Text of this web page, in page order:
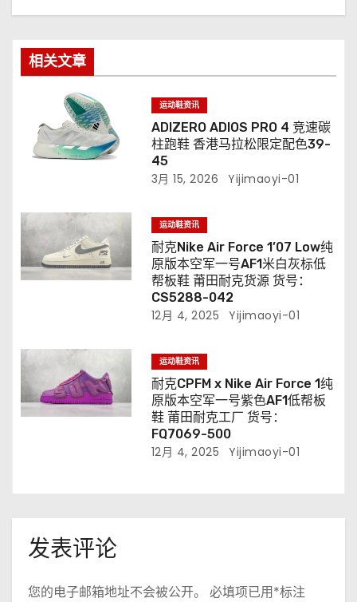
相关文章
运动鞋资讯
ADIZERO ADIOS PRO 4 竞速碳
柱跑鞋 香港马拉松限定配色39-
45
3月 15, 2026 Yijimaoyi-01
运动鞋资讯
耐克Nike Air Force 1’07 Low纯
原版本空军一号AF1米白灰标低
帮板鞋 莆田耐克货源 货号：
CS5288-042
12月 4, 2025 Yijimaoyi-01
运动鞋资讯
耐克CPFM x Nike Air Force 1纯
原版本空军一号紫色AF1低帮板
鞋 莆田耐克工厂 货号：
FQ7069-500
12月 4, 2025 Yijimaoyi-01
发表评论
您的电子邮箱地址不会被公开。 必填项已用*标注